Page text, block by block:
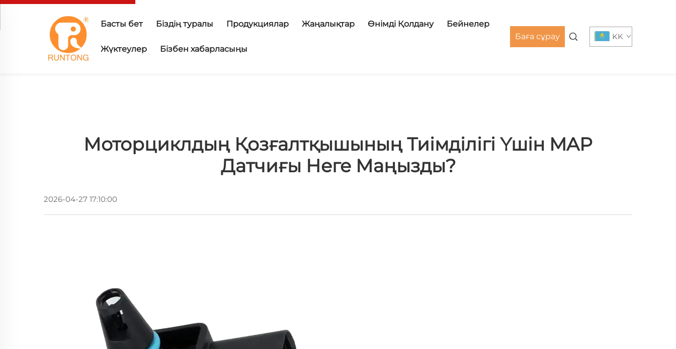
Басты бет Біздің туралы Продукциялар Жаңалықтар Өнімді Қолдану Бейнелер
Жүктеулер Бізбен хабарласыңы
Баға сұрау KK
Моторциклдың Қозғалтқышының Тиімділігі Үшін MAP
Датчиғы Неге Маңызды?
2026-04-27 17:10:00